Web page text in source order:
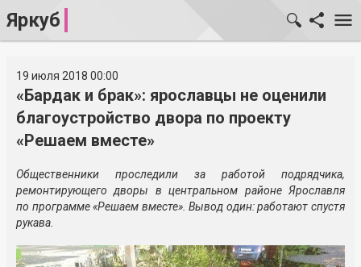
Яркуб
19 июля 2018 00:00
«Бардак и брак»: ярославцы не оценили
благоустройство двора по проекту
«Решаем вместе»
Общественники проследили за работой подрядчика,
ремонтирующего дворы в центральном районе Ярославля
по программе «Решаем вместе». Вывод один: работают спустя
рукава.